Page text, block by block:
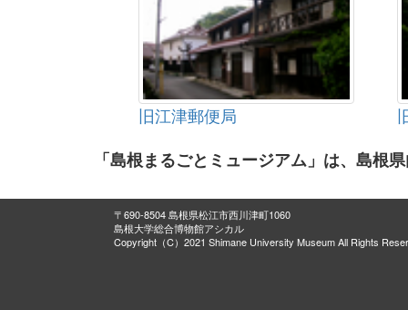
旧江津郵便局
「島根まるごとミュージアム」は、島根
〒690-8504 島根県松江市西川津町1060
島根大学総合博物館アシカル
Copyright（C）2021 Shimane University Museum All Rights